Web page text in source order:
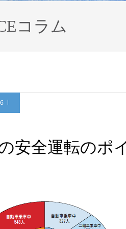
コラム
安全運転の